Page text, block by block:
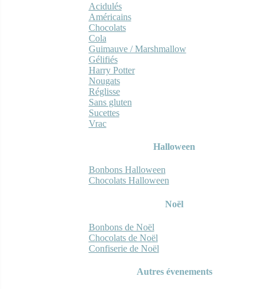
Acidulés
Américains
Chocolats
Cola
Guimauve / Marshmallow
Gélifiés
Harry Potter
Nougats
Réglisse
Sans gluten
Sucettes
Vrac
Halloween
Bonbons Halloween
Chocolats Halloween
Noël
Bonbons de Noël
Chocolats de Noël
Confiserie de Noël
Autres évenements